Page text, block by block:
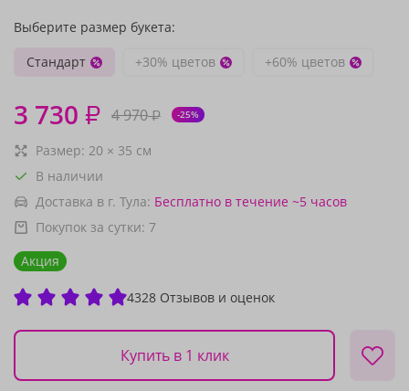
Выберите размер букета:
Стандарт
+30% цветов +60% цветов
3 730 ₽ 4 970₽ -25%
Размер: 20 × 35 см
В наличии
Доставка в г. Тула: Бесплатно в течение ~5 часов
Покупок за сутки: 7
Акция
4328 Отзывов и оценок
Купить в 1 клик